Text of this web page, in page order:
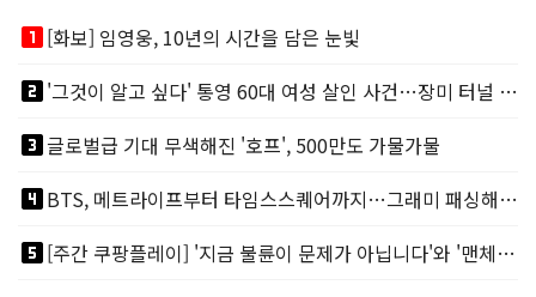
looks_one[화보] 임영웅, 10년의 시간을 담은 눈빛
looks_two
'그것이 알고 싶다' 통영 60대 여성 살인 사건…장미 터널 아래 킬러, 누구냐 넌?
looks_3글로벌급 기대 무색해진 '호프', 500만도 가물가물
looks_4
BTS, 메트라이프부터 타임스스퀘어까지…그래미 패싱해도 미 대륙 꿀꺽
looks_5
[주간 쿠팡플레이] '지금 불륜이 문제가 아닙니다'와 '맨체스터 시티 VS 아틀레티코 마드리드 빅매치'